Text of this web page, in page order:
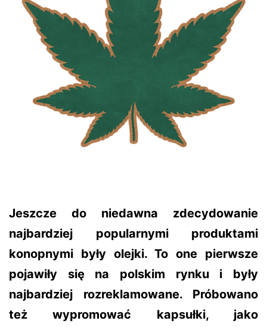
Jeszcze do niedawna zdecydowanie
najbardziej popularnymi produktami
konopnymi były olejki. To one pierwsze
pojawiły się na polskim rynku i były
najbardziej rozreklamowane. Próbowano
też wypromować kapsułki, jako